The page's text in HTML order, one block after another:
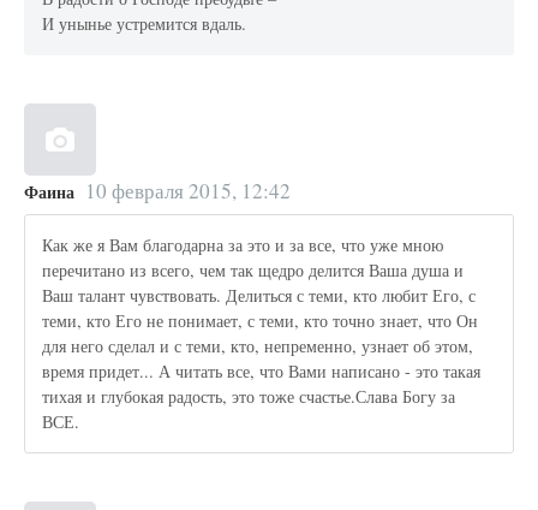
И унынье устремится вдаль.
Фаина 10 февраля 2015, 12:42
Как же я Вам благодарна за это и за все, что уже мною
перечитано из всего, чем так щедро делится Ваша душа и
Ваш талант чувствовать. Делиться с теми, кто любит Его, с
теми, кто Его не понимает, с теми, кто точно знает, что Он
для него сделал и с теми, кто, непременно, узнает об этом,
время придет... А читать все, что Вами написано - это такая
тихая и глубокая радость, это тоже счастье.Слава Богу за
ВСЕ.